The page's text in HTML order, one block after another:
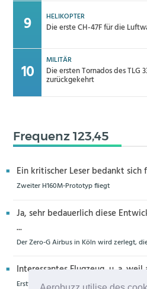
HELIKOPTER
Die erste CH-47F für die
MILITÄR
Die ersten Tornados des TLG
zurückgekehrt
Frequenz 123,45
Ein kritischer Leser bedankt sich
Zweiter H160M-Prototyp fliegt
Ja, sehr bedauerlich diese
...
Der Zero-G Airbus in Köln wird zerlegt,
Interessantes Flugzeug, u. a. weil
Erstflug der Piper Seminole DX mit